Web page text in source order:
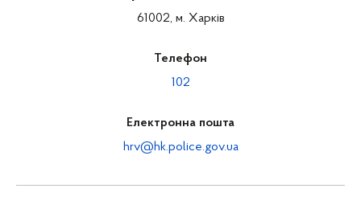
61002, м. Харків
Телефон
102
Електронна пошта
hrv@hk.police.gov.ua